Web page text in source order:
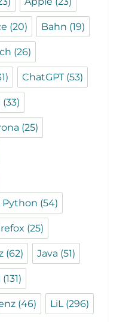
(20) Bahn (19)
(26)
ChatGPT(53)
(33)
(25)
Python (54)
(25)
(62) Java (51)
(131)
(46) LiL (296)